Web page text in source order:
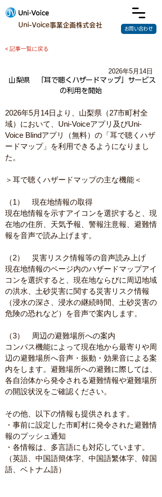
Uni-Voice事業企画株式会社
お問い合わせ
< 記事一覧に戻る
2026年5月14日
山梨県　「耳で聴くハザードマップ」サービス
の利用を開始
2026年5月14日より、山梨県（27市町村全
域）において、Uni-Voiceアプリ及びUni-
Voice Blindアプリ（無料）の「耳で聴くハザ
ードマップ」を利用できるようになりまし
た。
＞耳で聴くハザードマップの主な機能＜
（1）　現在地情報の取得
現在地情報を示すアイコンを選択すると、現
在地の住所、天気予報、警報注意報、避難情
報を音声で読み上げます。
（2）　災害リスク情報等の音声読み上げ
現在地情報のページ内のハザードマップアイ
コンを選択すると、現在地ならびに周辺地域
の洪水、土砂災害に関する災害リスク情報
（浸水の深さ、浸水の継続時間、土砂災害の
危険の恐れなど）を音声で案内します。
（3）　周辺の避難場所への案内
コンパス機能によって現在地から最寄りや周
辺の避難場所へ音声・振動・効果音による案
内をします。避難場所への避難に際しては、
各自治体から発令される避難情報や避難場所
の開設状況をご確認ください。
その他、以下の情報も提供されます。
・事前に設定した市町村に発令された避難情
報のプッシュ通知
・各情報は、多言語にも対応しています。
（英語、中国語簡体字、中国語繁体字、韓国
語、ベトナム語）